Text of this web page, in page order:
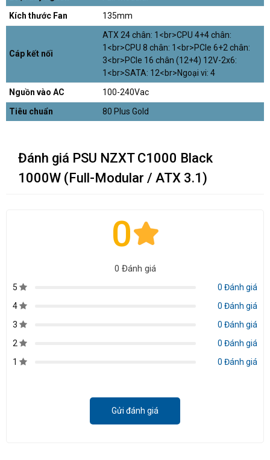
Kích thước Fan
135mm
Cáp kết nối
ATX 24 chân: 1<br>CPU 4+4 chân:
1<br>CPU 8 chân: 1<br>PCIe 6+2 chân:
3<br>PCIe 16 chân (12+4) 12V-2x6:
1<br>SATA: 12<br>Ngoại vi: 4
Nguồn vào AC
100-240Vac
Tiêu chuẩn
80 Plus Gold
Đánh giá PSU NZXT C1000 Black
1000W (Full-Modular / ATX 3.1)
0
0 Đánh giá
5
0 Đánh giá
4
0 Đánh giá
3
0 Đánh giá
2
0 Đánh giá
1
0 Đánh giá
Gửi đánh giá